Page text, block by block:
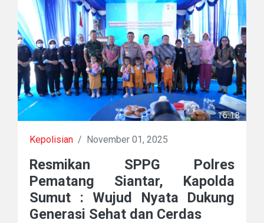
Kepolisian / November 01, 2025
Resmikan SPPG Polres
Pematang Siantar, Kapolda
Sumut : Wujud Nyata Dukung
Generasi Sehat dan Cerdas